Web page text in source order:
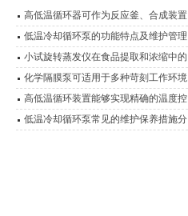
高低温循环器可作为反应釜、合成装置
的配套温控设备
低温冷却循环泵的功能特点及维护管理
要点
小试旋转蒸发仪在食品提取和浓缩中的
应用
化学隔膜泵可适用于多种苛刻工作环境
高低温循环装置能够实现精确的温度控
制
低温冷却循环泵常见的维护保养措施分